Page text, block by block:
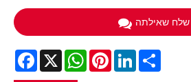
שלח שאילתה
Facebook
X WhatsApp
PinterestLinkedIn